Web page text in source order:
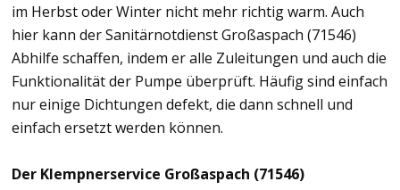
im Herbst oder Winter nicht mehr richtig warm. Auch
hier kann der Sanitärnotdienst Großaspach (71546)
Abhilfe schaffen, indem er alle Zuleitungen und auch die
Funktionalität der Pumpe überprüft. Häufig sind einfach
nur einige Dichtungen defekt, die dann schnell und
einfach ersetzt werden können.
Der Klempnerservice Großaspach (71546)